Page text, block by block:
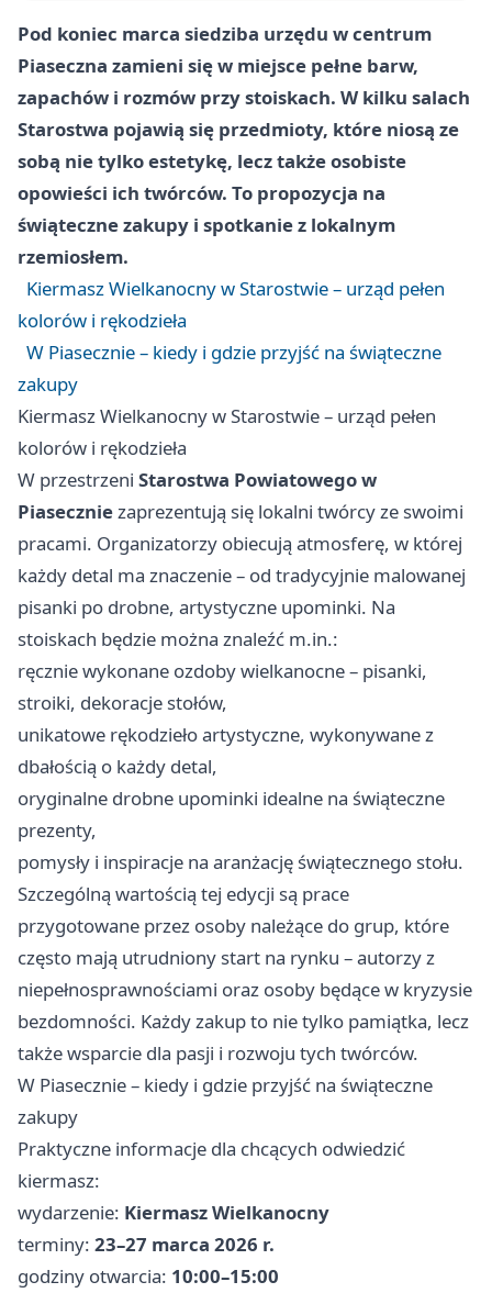
Pod koniec marca siedziba urzędu w centrum
Piaseczna zamieni się w miejsce pełne barw,
zapachów i rozmów przy stoiskach. W kilku salach
Starostwa pojawią się przedmioty, które niosą ze
sobą nie tylko estetykę, lecz także osobiste
opowieści ich twórców. To propozycja na
świąteczne zakupy i spotkanie z lokalnym
rzemiosłem.
Kiermasz Wielkanocny w Starostwie – urząd pełen
kolorów i rękodzieła
W Piasecznie – kiedy i gdzie przyjść na świąteczne
zakupy
Kiermasz Wielkanocny w Starostwie – urząd pełen
kolorów i rękodzieła
W przestrzeni Starostwa Powiatowego w
Piaseczniezaprezentują się lokalni twórcy ze swoimi
pracami. Organizatorzy obiecują atmosferę, w której
każdy detal ma znaczenie – od tradycyjnie malowanej
pisanki po drobne, artystyczne upominki. Na
stoiskach będzie można znaleźć m.in.:
ręcznie wykonane ozdoby wielkanocne – pisanki,
stroiki, dekoracje stołów,
unikatowe rękodzieło artystyczne, wykonywane z
dbałością o każdy detal,
oryginalne drobne upominki idealne na świąteczne
prezenty,
pomysły i inspiracje na aranżację świątecznego stołu.
Szczególną wartością tej edycji są prace
przygotowane przez osoby należące do grup, które
często mają utrudniony start na rynku – autorzy z
niepełnosprawnościami oraz osoby będące w kryzysie
bezdomności. Każdy zakup to nie tylko pamiątka, lecz
także wsparcie dla pasji i rozwoju tych twórców.
W Piasecznie – kiedy i gdzie przyjść na świąteczne
zakupy
Praktyczne informacje dla chcących odwiedzić
kiermasz:
wydarzenie: Kiermasz Wielkanocny
terminy: 23–27 marca 2026 r.
godziny otwarcia: 10:00–15:00